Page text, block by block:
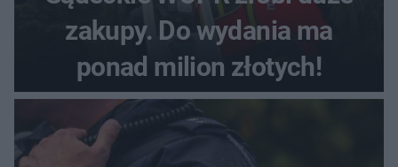
zakupy. Do wydania ma
ponad milion złotych!